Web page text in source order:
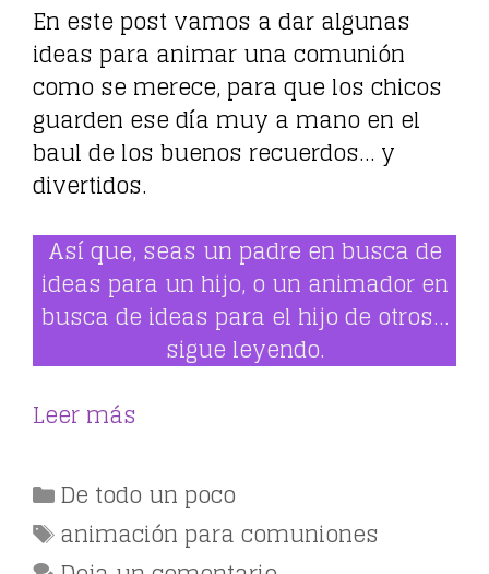
En este post vamos a dar algunas
ideas para animar una comunión
como se merece, para que los chicos
guarden ese día muy a mano en el
baul de los buenos recuerdos… y
divertidos.
Así que, seas un padre en busca de
ideas para un hijo, o un animador en
busca de ideas para el hijo de otros…
sigue leyendo.
Leer más
Categorías
De todo un poco
Etiquetas
animación para comuniones